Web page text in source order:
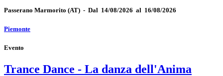
Passerano Marmorito (AT) - Dal 14/08/2026 al 16/08/2026
Piemonte
Evento
Trance Dance - La danza dell'Anima